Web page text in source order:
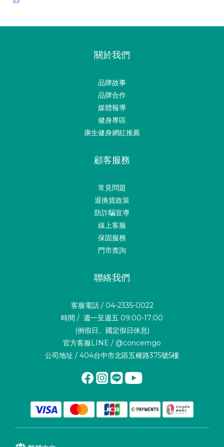
關於我們
品牌故事
品牌合作
媒體報導
健身專區
康生健身網紅推薦
顧客服務
常見問題
退換貨政策
防詐騙宣導
線上客服
保固服務
門市查詢
聯絡我們
客服電話 / 04-2335-0022
時間 / 週一至週五 09:00-17:00
(例假日、國定假日休息)
官方客服LINE / @concerngo
公司地址 / 404台中市北區五權路375號5樓